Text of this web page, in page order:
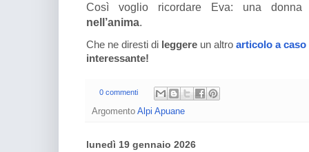
Così voglio ricordare Eva: una
nell’anima.
Che ne diresti di leggere un altro articolo a caso
interessante!
0 commenti
Argomento Alpi Apuane
lunedì 19 gennaio 2026